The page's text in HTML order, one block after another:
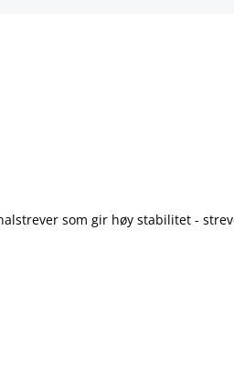
som gir høy stabilitet -